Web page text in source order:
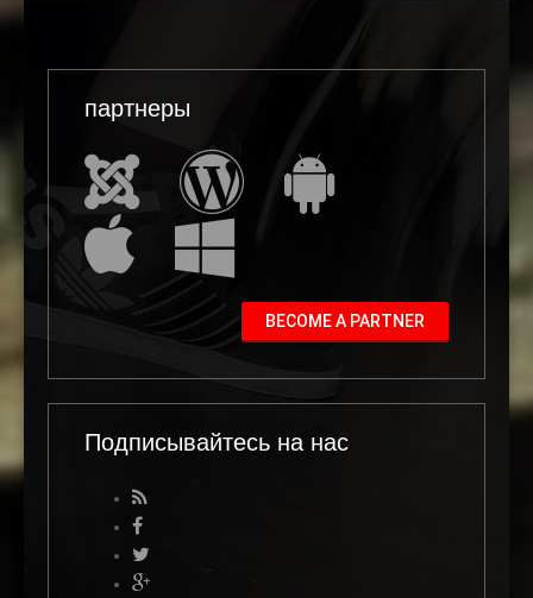
партнеры
BECOME A PARTNER
Подписывайтесь на нас